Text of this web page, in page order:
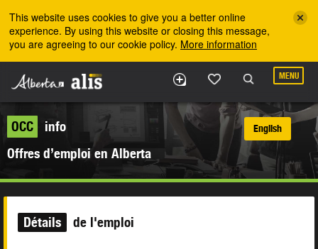
This website uses cookies to give you a better online
experience. By using this website or closing this message,
you are agreeing to our cookie policy. More information
MENU
OCC
info
Offres d’emploi en Alberta
English
Détails de l'emploi